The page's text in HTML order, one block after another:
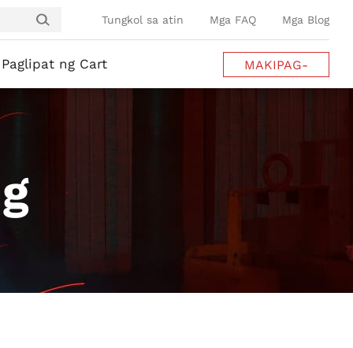
Tungkol sa atin Mga FAQ Mga Blog
Paglipat ng Cart
MAKIPAG-
UGNAYAN SA